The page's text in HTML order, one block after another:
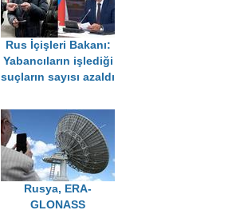
Rus İçişleri Bakanı:
Yabancıların işlediği
suçların sayısı azaldı
Rusya, ERA-
GLONASS